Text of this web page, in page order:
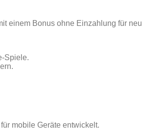
einem Bonus ohne Einzahlung für
mobile Geräte entwickelt.